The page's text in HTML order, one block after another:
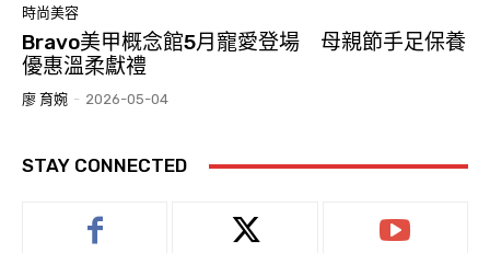
時尚美容
Bravo美甲概念館5月寵愛登場 母親節手足保養
優惠溫柔獻禮
廖 育婉 - 2026-05-04
STAY CONNECTED